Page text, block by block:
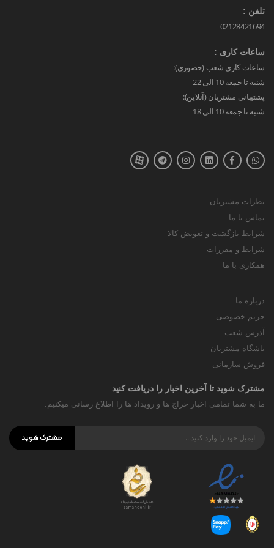
تلفن :
02128421694
ساعات کاری :
ساعات کاری شعب (حضوری):
شنبه تا جمعه 10 الی 22
پشتیبانی مشتریان (آنلاین):
شنبه تا جمعه 10 الی 18
نظرات مشتریان
تماس با ما
شرایط بازگشت و تعویض کالا
شرایط و مقررات
همکاری با ما
درباره ما
حریم خصوصی
آدرس شعب
باشگاه مشتریان
فروش سازمانی
مشترک شوید تا آخرین اخبار را دریافت کنید
ما به شما تمامی اخبار حراج ها و رویداد ها را اطلاع رسانی میکنیم.
مشترک شوید